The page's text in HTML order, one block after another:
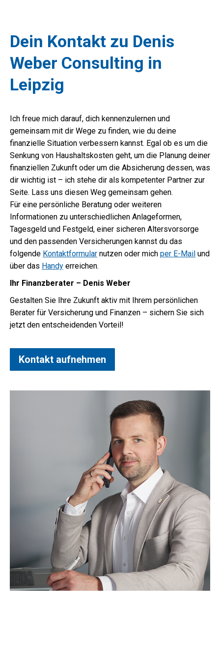
Dein Kontakt zu Denis
Weber Consulting in
Leipzig
Ich freue mich darauf, dich kennenzulernen und
gemeinsam mit dir Wege zu finden, wie du deine
finanzielle Situation verbessern kannst. Egal ob es um die
Senkung von Haushaltskosten geht, um die Planung deiner
finanziellen Zukunft oder um die Absicherung dessen, was
dir wichtig ist – ich stehe dir als kompetenter Partner zur
Seite. Lass uns diesen Weg gemeinsam gehen.
Für eine persönliche Beratung oder weiteren
Informationen zu unterschiedlichen Anlageformen,
Tagesgeld und Festgeld, einer sicheren Altersvorsorge
und den passenden Versicherungen kannst du das
folgende Kontaktformular nutzen oder mich per E-Mail und
über das Handy erreichen.
Ihr Finanzberater – Denis Weber
Gestalten Sie Ihre Zukunft aktiv mit Ihrem persönlichen
Berater für Versicherung und Finanzen – sichern Sie sich
jetzt den entscheidenden Vorteil!
Kontakt aufnehmen